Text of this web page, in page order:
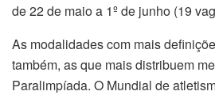
de 22 de maio a 1º de junho (19
As modalidades com mais
também, as que mais distribuem
Paralimpíada. O Mundial de